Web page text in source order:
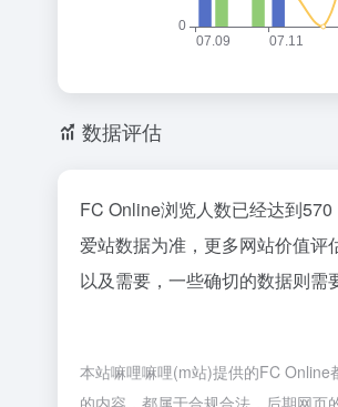
数据评估
FC Online浏览人数已经达到
爱站数据为准，更多网站价值
以及需要，一些确切的数据则需
本站嘛哩嘛哩(m站)提供的FC
的内容，都属于合规合法，后期网页